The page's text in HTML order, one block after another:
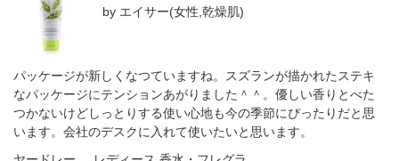
by エイサー(女性,乾燥肌)
パッケージが新しくなつていますね。スズランが描かれたステキ
なパッケージにテンションあがりました＾＾。優しい香りとべた
つかないけどしっとりする使い心地も今の季節にぴったりだと思
います。会社のデスクに入れて使いたいと思います。